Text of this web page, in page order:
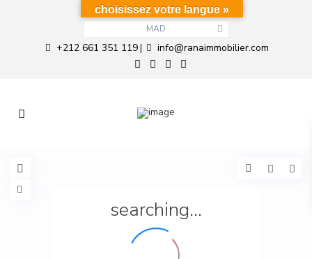
MAD
+212 661 351 119| info@ranaimmobilier.com
searching...
choisissez votre langue »